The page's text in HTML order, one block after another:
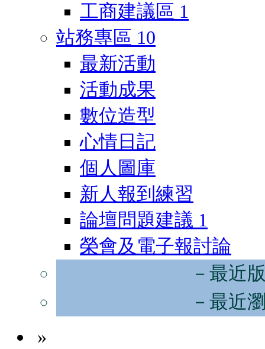
工商建議區 1
站務專區 10
最新活動
活動成果
數位造型
心情日記
個人圖庫
新人報到練習
論壇問題建議 1
榮會及電子報討論
－最近
－最近
»